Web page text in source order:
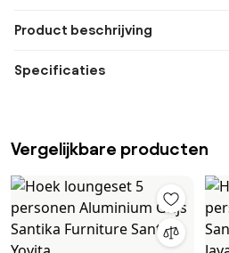
Product beschrijving
Specificaties
Vergelijkbare producten